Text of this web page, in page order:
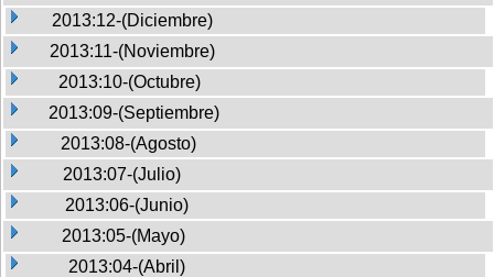
2013:12-(Diciembre)
2013:11-(Noviembre)
2013:10-(Octubre)
2013:09-(Septiembre)
2013:08-(Agosto)
2013:07-(Julio)
2013:06-(Junio)
2013:05-(Mayo)
2013:04-(Abril)